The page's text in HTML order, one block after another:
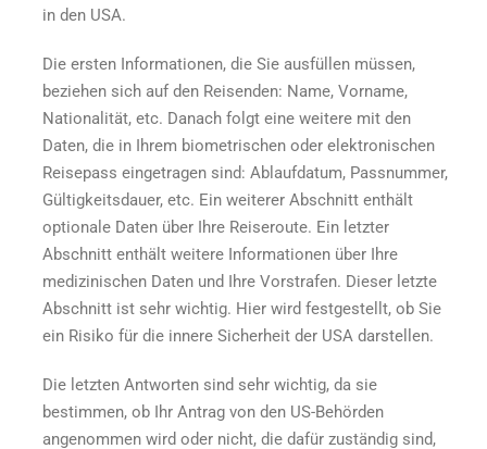
in den USA.
Die ersten Informationen, die Sie ausfüllen müssen,
beziehen sich auf den Reisenden: Name, Vorname,
Nationalität, etc. Danach folgt eine weitere mit den
Daten, die in Ihrem biometrischen oder elektronischen
Reisepass eingetragen sind: Ablaufdatum, Passnummer,
Gültigkeitsdauer, etc. Ein weiterer Abschnitt enthält
optionale Daten über Ihre Reiseroute. Ein letzter
Abschnitt enthält weitere Informationen über Ihre
medizinischen Daten und Ihre Vorstrafen. Dieser letzte
Abschnitt ist sehr wichtig. Hier wird festgestellt, ob Sie
ein Risiko für die innere Sicherheit der USA darstellen.
Die letzten Antworten sind sehr wichtig, da sie
bestimmen, ob Ihr Antrag von den US-Behörden
angenommen wird oder nicht, die dafür zuständig sind,